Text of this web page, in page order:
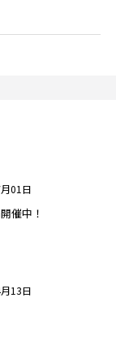
01日
催中！
13日